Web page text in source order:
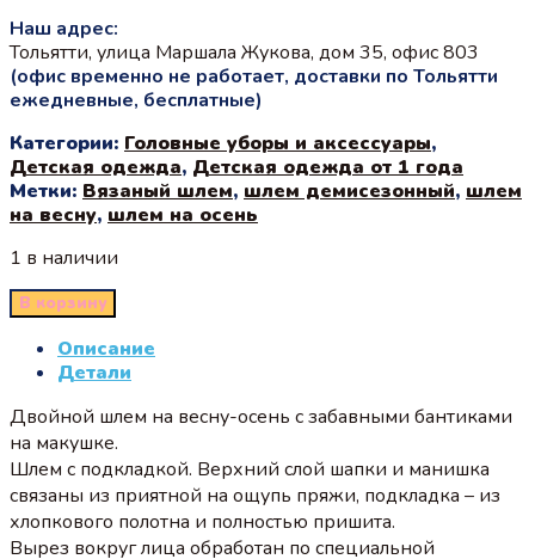
Наш адрес:
Тольятти, улица Маршала Жукова, дом 35, офис 803
(офис временно не работает, доставки по Тольятти
ежедневные, бесплатные)
Категории: Головные уборы и аксессуары,
Детская одежда, Детская одежда от 1 года
Метки: Вязаный шлем, шлем демисезонный, шлем
на весну, шлем на осень
1 в наличии
В корзину
Описание
Детали
Двойной шлем на весну-осень с забавными бантиками
на макушке.
Шлем с подкладкой. Верхний слой шапки и манишка
связаны из приятной на ощупь пряжи, подкладка – из
хлопкового полотна и полностью пришита.
Вырез вокруг лица обработан по специальной